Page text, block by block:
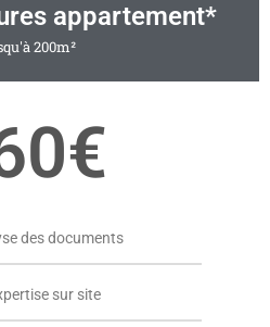
appartement*
200m²
des documents
sur site